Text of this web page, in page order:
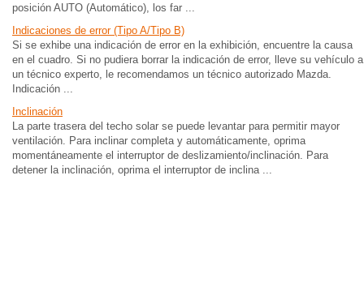
posición AUTO (Automático), los far ...
Indicaciones de error (Tipo A/Tipo B)
Si se exhibe una indicación de error en la exhibición, encuentre la causa
en el cuadro. Si no pudiera borrar la indicación de error, lleve su vehículo a
un técnico experto, le recomendamos un técnico autorizado Mazda.
Indicación ...
Inclinación
La parte trasera del techo solar se puede levantar para permitir mayor
ventilación. Para inclinar completa y automáticamente, oprima
momentáneamente el interruptor de deslizamiento/inclinación. Para
detener la inclinación, oprima el interruptor de inclina ...